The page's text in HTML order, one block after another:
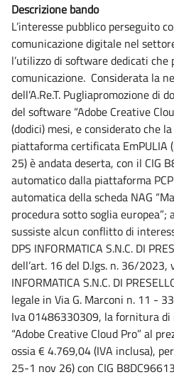
Descrizione bando
L’interesse pubblico perseguito
comunicazione digitale nel
l’utilizzo di software dedicati
comunicazione. Considerata la
dell’A.Re.T. Pugliapromozione di
del software “Adobe Creative
(dodici) mesi, e considerato che
piattaforma certificata EmPULIA
25) è andata deserta, con il CIG
automatico dalla piattaforma
automatica della scheda NAG
procedura sotto soglia
sussiste alcun conflitto di
DPS INFORMATICA S.N.C. DI
dell’art. 16 del D.lgs. n. 36/2023,
INFORMATICA S.N.C. DI
legale in Via G. Marconi n. 11 -
Iva 01486330309, la fornitura di
“Adobe Creative Cloud Pro” al
ossia € 4.769,04 (IVA inclusa),
25-1 nov 26) con CIG